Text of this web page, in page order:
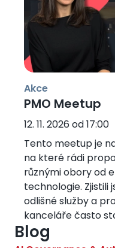
Akce
PMO Meetup
12. 11. 2026 od 17:00
Tento meetup je
na které rádi
různými obory od
technologie. Zjistili
odlišné služby a
kanceláře často
Blog